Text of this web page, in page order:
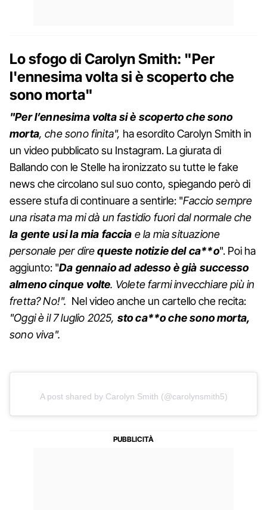
Lo sfogo di Carolyn Smith: "Per
l'ennesima volta si è scoperto che
sono morta"
"Per l’ennesima volta si è scoperto che sono
morta, che sono finita", ha esordito Carolyn Smith in
un video pubblicato su Instagram. La giurata di
Ballando con le Stelle ha ironizzato su tutte le fake
news che circolano sul suo conto, spiegando però di
essere stufa di continuare a sentirle: "Faccio sempre
una risata ma mi dà un fastidio fuori dal normale che
la gente usi la mia faccia e la mia situazione
personale per direqueste notizie del ca**o". Poi ha
aggiunto: "Da gennaio ad adesso è già successo
almeno cinque volte. Volete farmi invecchiare più in
fretta? No!". Nel video anche un cartello che recita:
"Oggi è il 7 luglio 2025, sto ca**o che sono morta,
sono viva".
A post shared by Carolyn Smith (@carolynsmith5)